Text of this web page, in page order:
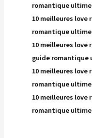
romantique ultime
10 meilleures love
romantique ultime
10 meilleures love
guide romantique
10 meilleures love
romantique ultime
10 meilleures love
romantique ultime